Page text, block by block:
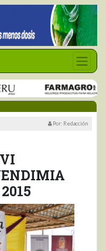
Por: Redacción